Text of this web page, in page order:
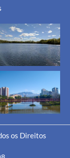
os Direitos